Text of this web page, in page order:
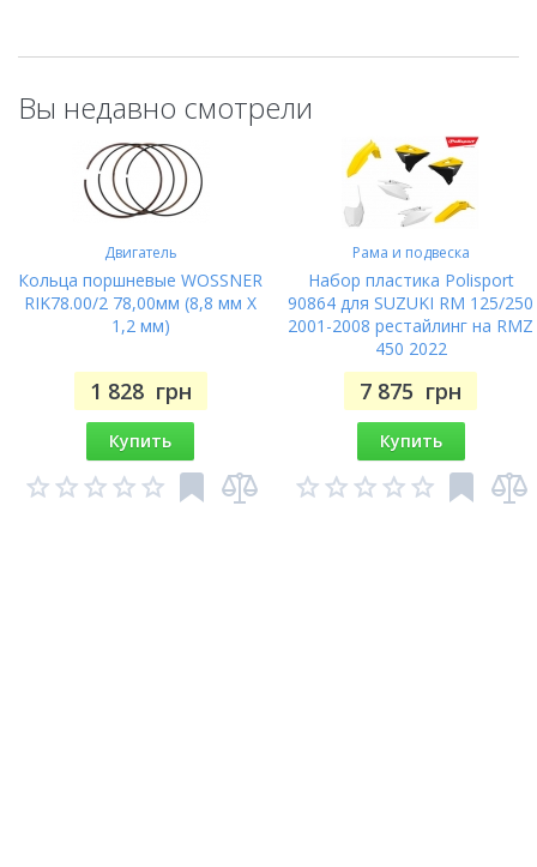
Вы недавно смотрели
Двигатель
Кольца поршневые WOSSNER
RIK78.00/2 78,00мм (8,8 мм X
1,2 мм)
1 828 грн
Купить
Рама и подвеска
Набор пластика Polisport
90864 для SUZUKI RM 125/250
2001-2008 рестайлинг на RMZ
450 2022
7 875 грн
Купить